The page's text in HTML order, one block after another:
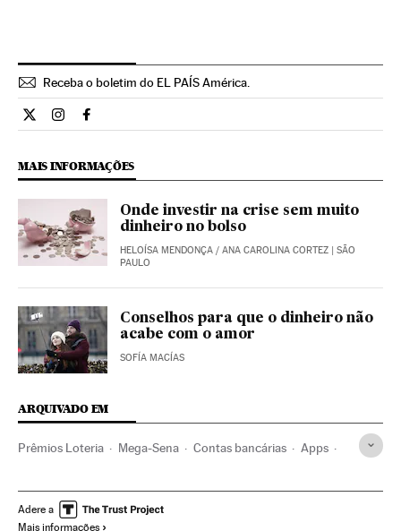
Receba o boletim do EL PAÍS América.
Economia El País Brasil en Twitter
Economia El País Brasil en Instagram
Economia El País Brasil en Facebook
MAIS INFORMAÇÕES
Onde investir na crise sem muito
dinheiro no bolso
HELOÍSA MENDONÇA / ANA CAROLINA CORTEZ | SÃO
PAULO
Conselhos para que o dinheiro não
acabe com o amor
SOFÍA MACÍAS
ARQUIVADO EM
Prêmios Loteria Mega-Sena Contas bancárias Apps
Loteria Telefonia celular multimídia
Adere a
Mais informações